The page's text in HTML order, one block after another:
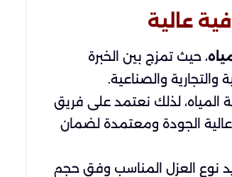
عالية
، حيث تمزج بين الخبرة
والصناعية.
لذلك نعتمد على فريق
الجودة ومعتمدة لضمان
نوع العزل المناسب وفق حجم